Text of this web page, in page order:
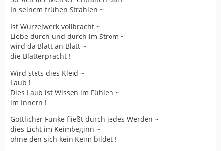
In seinem frühen Strahlen ~
Ist Wurzelwerk vollbracht ~
Liebe durch und durch im Strom ~
wird da Blatt an Blatt ~
die Blätterpracht !
Wird stets dies Kleid ~
Laub !
Dies Laub ist Wissen im Fühlen ~
im Innern !
Göttlicher Funke fließt durch jedes Werden ~
dies Licht im Keimbeginn ~
ohne den sich kein Keim bildet !